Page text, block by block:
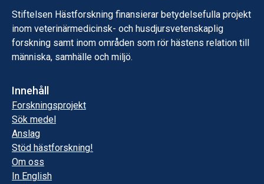
Stiftelsen Hästforskning finansierar betydelsefulla projekt
inom veterinärmedicinsk- och husdjursvetenskaplig
forskning samt inom områden som rör hästens relation till
människa, samhälle och miljö.
Innehåll
Forskningsprojekt
Sök medel
Anslag
Stöd hästforskning!
Om oss
In English